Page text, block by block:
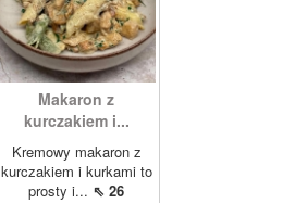
Makaron z
kurczakiem i...
Kremowy makaron z
kurczakiem i kurkami to
prosty i... ⇖ 26